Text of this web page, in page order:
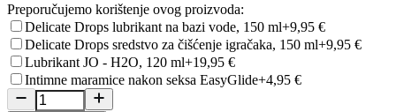
Preporučujemo korištenje ovog proizvoda:
Delicate Drops lubrikant na bazi vode, 150 ml+9,95 €
Delicate Drops sredstvo za čišćenje igračaka, 150 ml+9,95 €
Lubrikant JO - H2O, 120 ml+19,95 €
Intimne maramice nakon seksa EasyGlide+4,95 €